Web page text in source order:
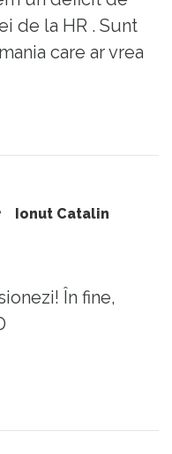
in bustul gol
să se știe că e
pentru igienă.
de la HR . Sunt
care ar vrea
se lovesc de
si atunci
de angajare de
i se ofera doar
cu toata
Ionut Catalin
În fine,